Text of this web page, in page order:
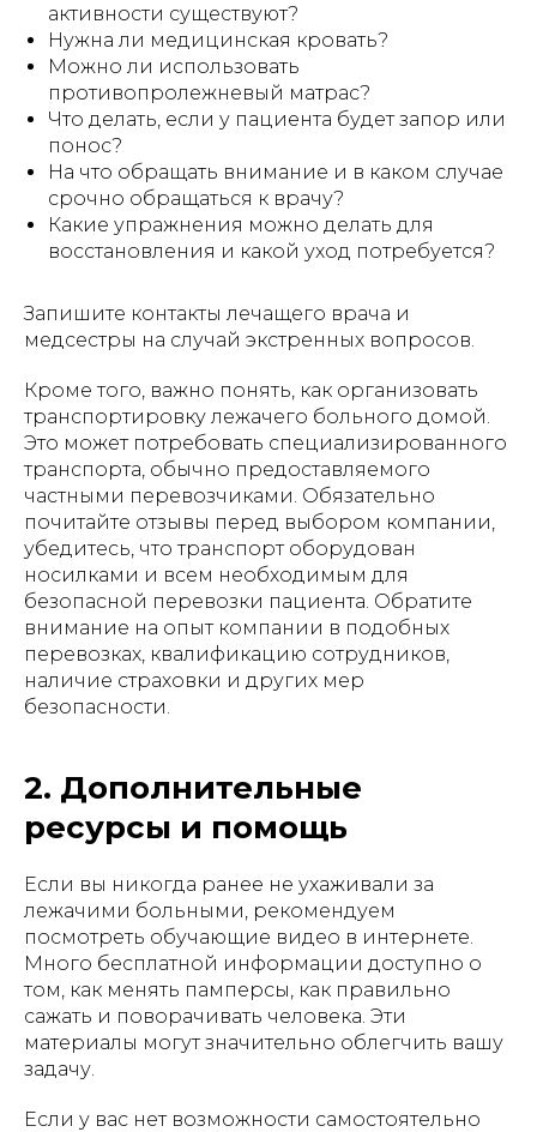
активности существуют?
Нужна ли медицинская кровать?
Можно ли использовать
противопролежневый матрас?
Что делать, если у пациента будет запор или
понос?
На что обращать внимание и в каком случае
срочно обращаться к врачу?
Какие упражнения можно делать для
восстановления и какой уход потребуется?
Запишите контакты лечащего врача и
медсестры на случай экстренных вопросов.
Кроме того, важно понять, как организовать
транспортировку лежачего больного домой.
Это может потребовать специализированного
транспорта, обычно предоставляемого
частными перевозчиками. Обязательно
почитайте отзывы перед выбором компании,
убедитесь, что транспорт оборудован
носилками и всем необходимым для
безопасной перевозки пациента. Обратите
внимание на опыт компании в подобных
перевозках, квалификацию сотрудников,
наличие страховки и других мер
безопасности.
2. Дополнительные
ресурсы и помощь
Если вы никогда ранее не ухаживали за
лежачими больными, рекомендуем
посмотреть обучающие видео в интернете.
Много бесплатной информации доступно о
том, как менять памперсы, как правильно
сажать и поворачивать человека. Эти
материалы могут значительно облегчить вашу
задачу.
Если у вас нет возможности самостоятельно